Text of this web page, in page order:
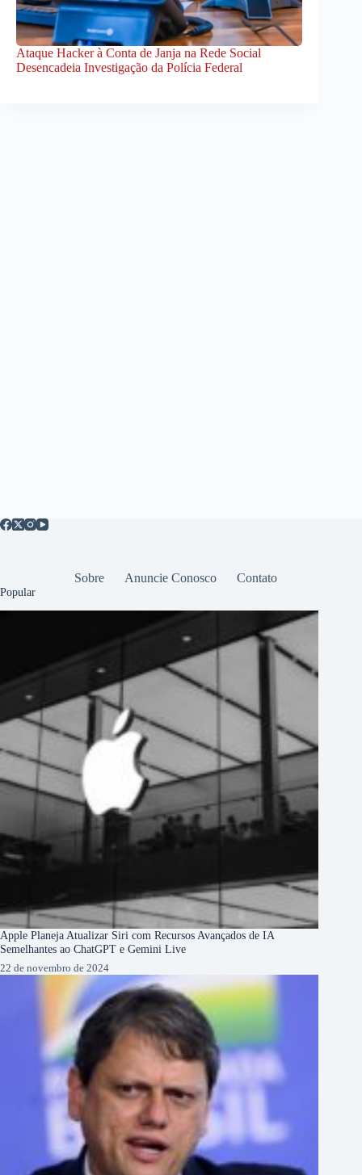
Ataque Hacker à Conta de Janja na Rede Social
Desencadeia Investigação da Polícia Federal
Sobre Anuncie Conosco Contato
Popular
Apple Planeja Atualizar Siri com Recursos Avançados de IA
Semelhantes ao ChatGPT e Gemini Live
22 de novembro de 2024